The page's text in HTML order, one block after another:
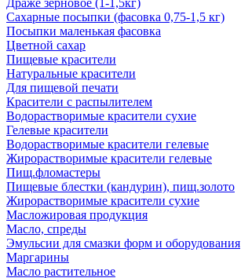
Драже зерновое (1-1,5кг)
Сахарные посыпки (фасовка 0,75-1,5 кг)
Посыпки маленькая фасовка
Цветной сахар
Пищевые красители
Натуральные красители
Для пищевой печати
Красители с распылителем
Водорастворимые красители сухие
Гелевые красители
Водорастворимые красители гелевые
Жирорастворимые красители гелевые
Пищ.фломастеры
Пищевые блестки (кандурин), пищ.золото
Жирорастворимые красители сухие
Масложировая продукция
Масло, спреды
Эмульсии для смазки форм и оборудования
Маргарины
Масло растительное